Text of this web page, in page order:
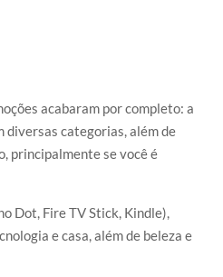
acabaram por completo: a
diversas categorias, além de
principalmente se você é
Dot, Fire TV Stick, Kindle),
e casa, além de beleza e